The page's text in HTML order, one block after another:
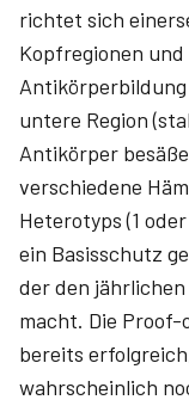
richtet sich
Kopfregionen
Antikörperbildung
untere Region
Antikörper
verschiedene
Heterotyps (1
ein Basisschutz
der den
macht. Die
bereits
wahrscheinlich